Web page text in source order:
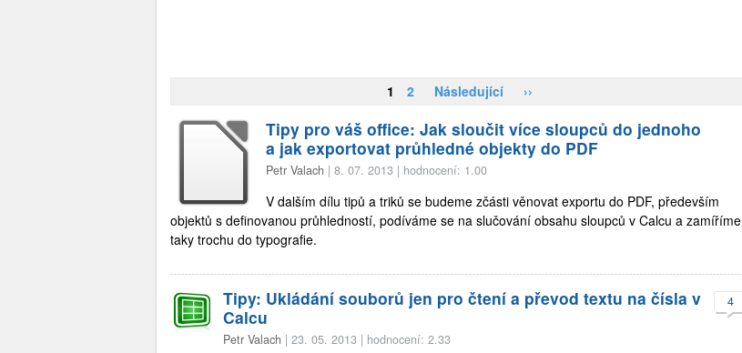
1 2 Následující ››
Tipy pro váš office: Jak sloučit více sloupců do jednoho
a jak exportovat průhledné objekty do PDF
Petr Valach | 8. 07. 2013 | hodnocení: 1.00
V dalším dílu tipů a triků se budeme zčásti věnovat exportu do PDF, především
objektů s definovanou průhledností, podíváme se na slučování obsahu sloupců v Calcu a zamíříme
taky trochu do typografie.
Tipy: Ukládání souborů jen pro čtení a převod textu na čísla v
Calcu
4
Petr Valach | 23. 05. 2013 | hodnocení: 2.33